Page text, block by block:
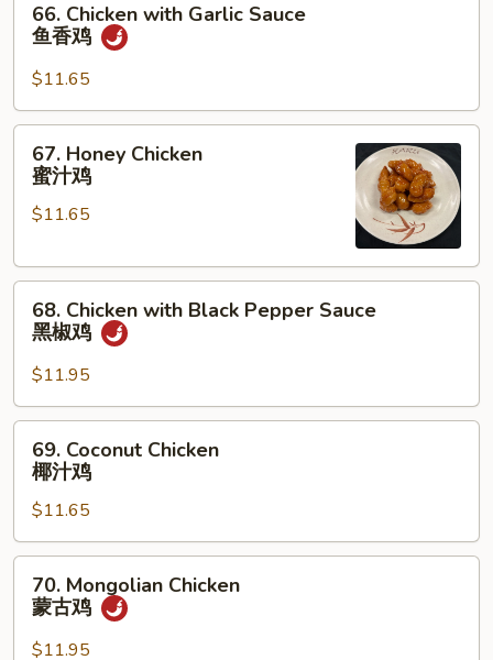
Chicken
with
Garlic
Sauce
鱼
66. Chicken with Garlic Sauce
鱼香鸡
$11.65
Honey
Chicken
鸡
67. Honey Chicken
蜜汁鸡
$11.65
Chicken
with
Black
Pepper
Sauce
68. Chicken with Black Pepper Sauce
黑椒鸡
$11.95
Coconut
Chicken
汁
鸡
69. Coconut Chicken
椰汁鸡
$11.65
Mongolian
Chicken
70. Mongolian Chicken
蒙古鸡
$11.95